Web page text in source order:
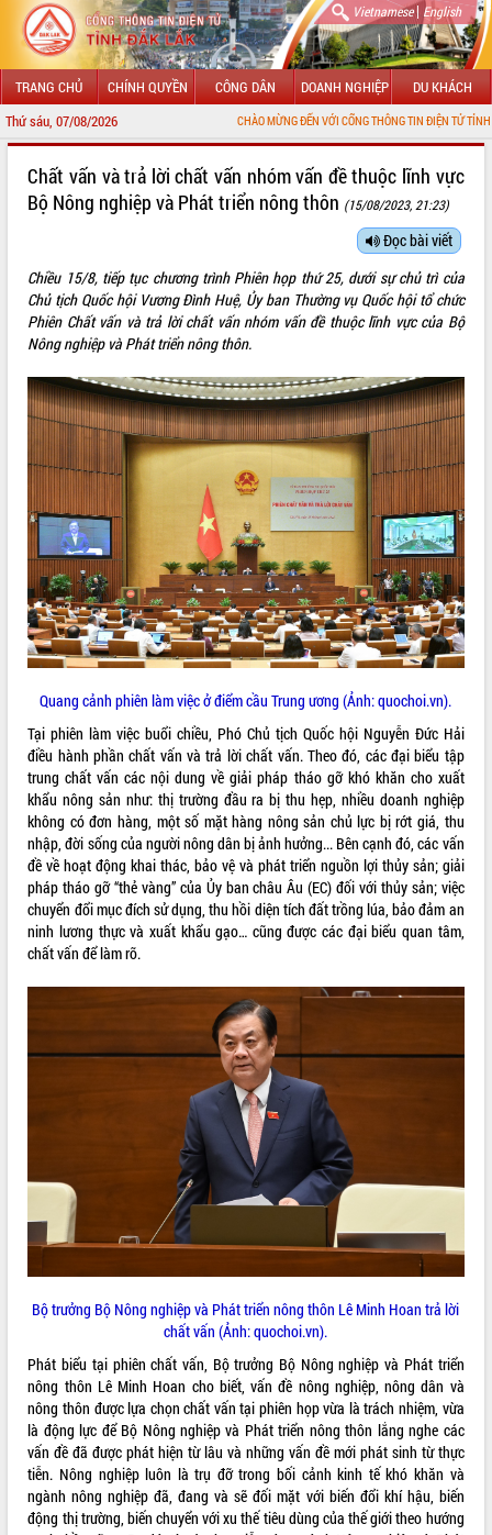
Vietnamese| English
TRANG CHỦ CHÍNH QUYỀN CÔNG DÂN DOANH NGHIỆP DU KHÁCH
Thứ sáu, 07/08/2026 CHÀO MỪNG ĐẾN VỚI CỔNG THÔNG TIN ĐIỆN TỬ TỈNH ĐẮK LẮK
LÃNH ĐẠO UBND TỈNH
SỞ, BAN, NGÀNH
UBND CÁC XÃ, PHƯỜNG
THÔNG TIN CHỈ ĐẠO ĐIỀU HÀNH
HỆ THỐNG VĂN BẢN
VĂN BẢN HĐND TỈNH
ĐIỂM TIN VĂN BẢN
QUY HOẠCH - KẾ HOẠCH
Khám bệnh, cấp phát thuốc miễn phí
và tặng quà người dân xã Cư Pui
Hội nghị UBND tỉnh Đắk Lắk thường kỳ
tháng 7/2026
Lễ truy tặng danh hiệu “Bà Mẹ Việt
Nam Anh hùng” và trao Huân chương
Lao động
UBND tỉnh Đắk Lắk triển khai nhiệm
vụ 6 tháng cuối năm 2026
Kỳ họp thứ Hai, Hội đồng nhân dân
tỉnh khóa XI quyết nghị nhiều nội dung
quan trọng
Bí thư Tỉnh ủy Lương Nguyễn Minh
ALBUM ẢNH
Chất vấn và trả lời chất vấn nhóm vấn đề thuộc lĩnh vực
Bộ Nông nghiệp và Phát triển nông thôn (15/08/2023, 21:23)
Đọc bài viết
Chiều 15/8, tiếp tục chương trình Phiên họp thứ 25, dưới sự chủ trì của
Chủ tịch Quốc hội Vương Đình Huệ, Ủy ban Thường vụ Quốc hội tổ chức
Phiên Chất vấn và trả lời chất vấn nhóm vấn đề thuộc lĩnh vực của Bộ
Nông nghiệp và Phát triển nông thôn.
Quang cảnh phiên làm việc ở điểm cầu Trung ương (Ảnh: quochoi.vn).
Tại phiên làm việc buổi chiều, Phó Chủ tịch Quốc hội Nguyễn Đức Hải
điều hành phần chất vấn và trả lời chất vấn. Theo đó, các đại biểu tập
trung chất vấn các nội dung về giải pháp tháo gỡ khó khăn cho xuất
khẩu nông sản như: thị trường đầu ra bị thu hẹp, nhiều doanh nghiệp
không có đơn hàng, một số mặt hàng nông sản chủ lực bị rớt giá, thu
nhập, đời sống của người nông dân bị ảnh hưởng... Bên cạnh đó, các vấn
đề về hoạt động khai thác, bảo vệ và phát triển nguồn lợi thủy sản; giải
pháp tháo gỡ “thẻ vàng” của Ủy ban châu Âu (EC) đối với thủy sản; việc
chuyển đổi mục đích sử dụng, thu hồi diện tích đất trồng lúa, bảo đảm an
ninh lương thực và xuất khẩu gạo… cũng được các đại biểu quan tâm,
chất vấn để làm rõ.
Bộ trưởng Bộ Nông nghiệp và Phát triển nông thôn Lê Minh Hoan trả lời
chất vấn (Ảnh: quochoi.vn).
Phát biểu tại phiên chất vấn, Bộ trưởng Bộ Nông nghiệp và Phát triển
nông thôn Lê Minh Hoan cho biết, vấn đề nông nghiệp, nông dân và
nông thôn được lựa chọn chất vấn tại phiên họp vừa là trách nhiệm, vừa
là động lực để Bộ Nông nghiệp và Phát triển nông thôn lắng nghe các
vấn đề đã được phát hiện từ lâu và những vấn đề mới phát sinh từ thực
tiễn. Nông nghiệp luôn là trụ đỡ trong bối cảnh kinh tế khó khăn và
ngành nông nghiệp đã, đang và sẽ đối mặt với biến đổi khí hậu, biến
động thị trường, biến chuyển với xu thế tiêu dùng của thế giới theo hướng